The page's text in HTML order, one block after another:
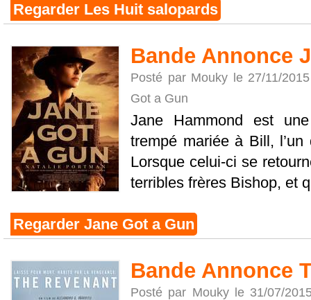
Regarder Les Huit salopards
Bande Annonce
Posté par Mouky le 27/11/
Got a Gun
Jane Hammond est
trempé mariée à Bill,
Lorsque celui-ci se
terribles frères Bishop, et
Regarder Jane Got a Gun
Bande Annonce
Posté par Mouky le 31/07/